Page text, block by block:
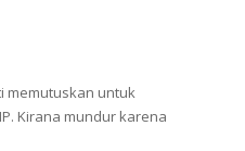
memutuskan untuk
Kirana mundur karena